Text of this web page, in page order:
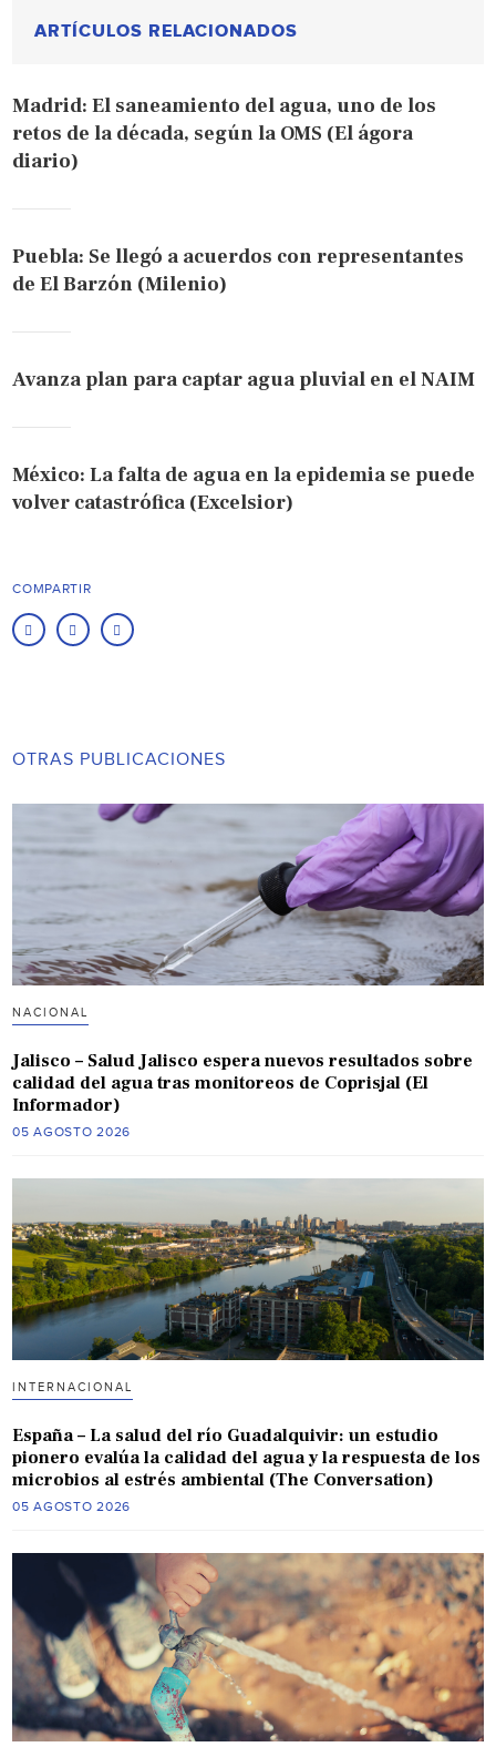
ARTÍCULOS RELACIONADOS
Madrid: El saneamiento del agua, uno de los
retos de la década, según la OMS (El ágora
diario)
Puebla: Se llegó a acuerdos con representantes
de El Barzón (Milenio)
Avanza plan para captar agua pluvial en el NAIM
México: La falta de agua en la epidemia se puede
volver catastrófica (Excelsior)
COMPARTIR
OTRAS PUBLICACIONES
NACIONAL
Jalisco – Salud Jalisco espera nuevos resultados sobre
calidad del agua tras monitoreos de Coprisjal (El
Informador)
05 AGOSTO 2026
INTERNACIONAL
España – La salud del río Guadalquivir: un estudio
pionero evalúa la calidad del agua y la respuesta de los
microbios al estrés ambiental (The Conversation)
05 AGOSTO 2026